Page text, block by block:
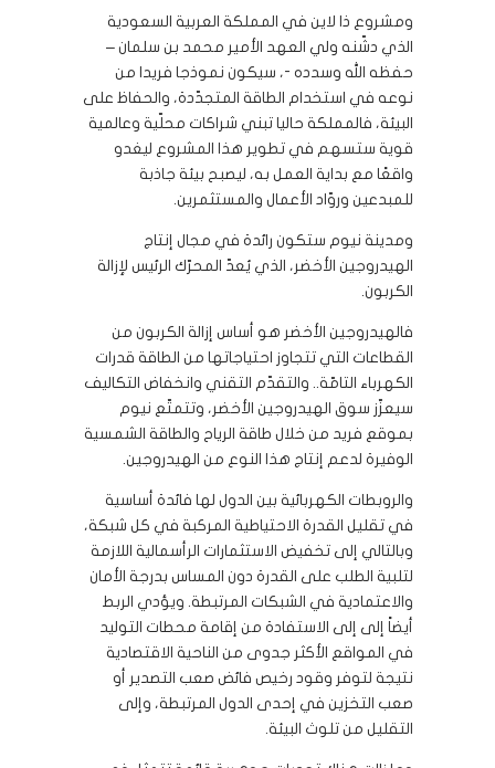
ومشروع ذا لاين في المملكة العربية السعودية
الذي دشّنه ولي العهد الأمير محمد بن سلمان –
حفظه الله وسدده -، سيكون نموذجا فريدا من
نوعه في استخدام الطاقة المتجدّدة، والحفاظ على
البيئة، فالمملكة حاليا تبني شراكات محلّية وعالمية
قوية ستسهم في تطوير هذا المشروع ليغدو
واقعًا مع بداية العمل به، ليصبح بيئة جاذبة
للمبدعين وروّاد الأعمال والمستثمرين.
ومدينة نيوم ستكون رائدة في مجال إنتاج
الهيدروجين الأخضر، الذي يُعدّ المحرّك الرئيس لإزالة
الكربون.
فالهيدروجين الأخضر هو أساس إزالة الكربون من
القطاعات التي تتجاوز احتياجاتها من الطاقة قدرات
الكهرباء التامّة.. والتقدّم التقني وانخفاض التكاليف
سيعزّز سوق الهيدروجين الأخضر، وتتمتّع نيوم
بموقع فريد من خلال طاقة الرياح والطاقة الشمسية
الوفيرة لدعم إنتاج هذا النوع من الهيدروجين.
والروبطات الكهربائية بين الدول لها فائدة أساسية
في تقليل القدرة الاحتياطية المركبة في كل شبكة،
وبالتالي إلى تخفيض الاستثمارات الرأسمالية اللازمة
لتلبية الطلب على القدرة دون المساس بدرجة الأمان
والاعتمادية في الشبكات المرتبطة. ويؤدي الربط
أيضاً إلى إلى الاستفادة من إقامة محطات التوليد
في المواقع الأكثر جدوى من الناحية الاقتصادية
نتيجة لتوفر وقود رخيص فائض صعب التصدير أو
صعب التخزين في إحدى الدول المرتبطة، وإلى
التقليل من تلوث البيئة.